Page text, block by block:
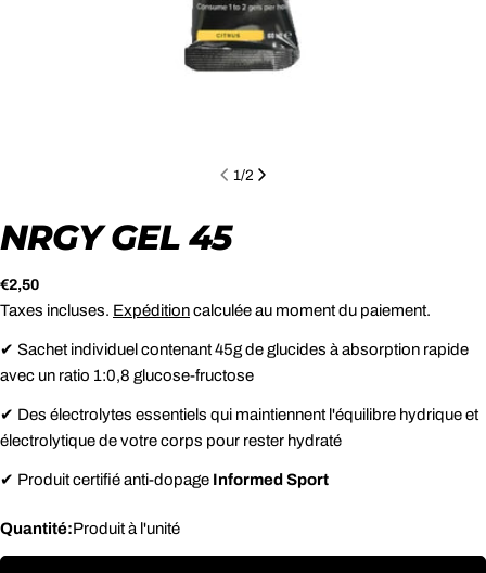
1/2
NRGY GEL 45
Prix
€2,50
Taxes incluses. Expéditioncalculée au moment du paiement.
✔ Sachet individuel contenant 45g de glucides à absorption rapide
avec un ratio 1:0,8 glucose-fructose
✔ Des électrolytes essentiels qui maintiennent l'équilibre hydrique et
électrolytique de votre corps pour rester hydraté
✔ Produit certifié anti-dopage Informed Sport
Quantité:Produit à l'unité